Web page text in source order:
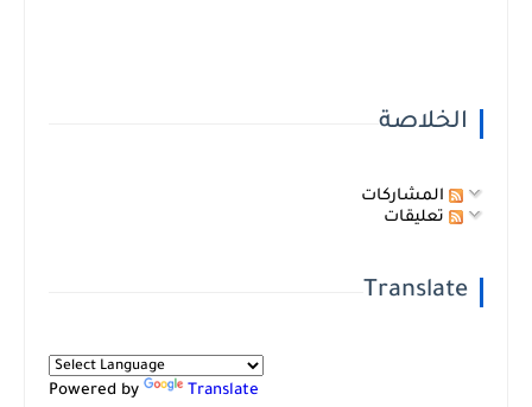
الخلاصة
المشاركات
تعليقات
Translate
Powered by Translate